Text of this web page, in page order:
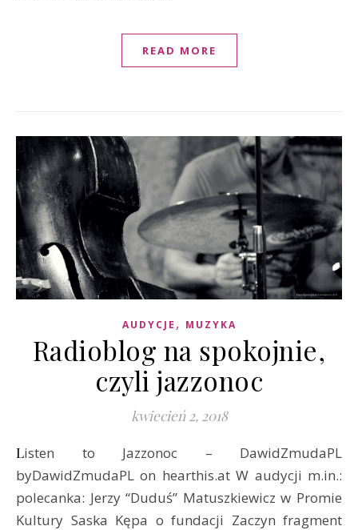
READ MORE
AUDYCJE , MUZYKA
Radioblog na spokojnie,
czyli jazzonoc
kwiecień 2, 2018
Listen to Jazzonoc – DawidZmudaPL
byDawidZmudaPL on hearthis.at W audycji m.in.:
polecanka: Jerzy “Duduś” Matuszkiewicz w Promie
Kultury Saska Kępa o fundacji Zaczyn fragment